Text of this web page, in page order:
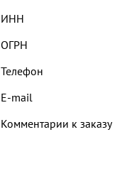
ИНН
ОГРН
Телефон
E-mail
Комментарии к заказу